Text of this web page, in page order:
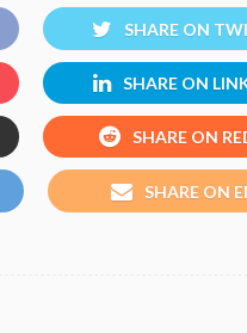
SHARE ON
SHARE ON
SHARE ON
SHARE ON